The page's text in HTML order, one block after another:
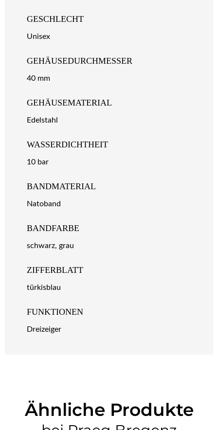
GESCHLECHT
Unisex
GEHÄUSEDURCHMESSER
40 mm
GEHÄUSEMATERIAL
Edelstahl
WASSERDICHTHEIT
10 bar
BANDMATERIAL
Natoband
BANDFARBE
schwarz, grau
ZIFFERBLATT
türkisblau
FUNKTIONEN
Dreizeiger
Ähnliche Produkte